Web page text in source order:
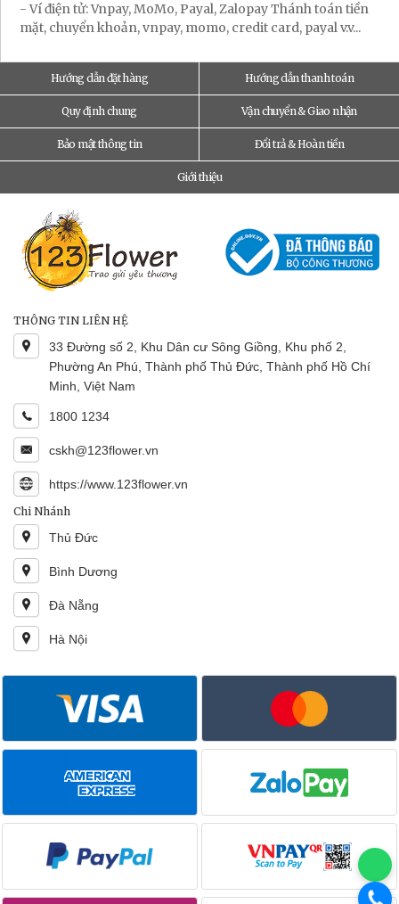
- Ví điện tử: Vnpay, MoMo, Payal, Zalopay Thánh toán tiền
mặt, chuyển khoản, vnpay, momo, credit card, payal v.v...
Hướng dẫn đặt hàng Hướng dẫn thanh toán
Quy định chung Vận chuyển & Giao nhận
Bảo mật thông tin Đổi trả & Hoàn tiền
Giới thiệu
THÔNG TIN LIÊN HỆ
33 Đường số 2, Khu Dân cư Sông Giồng, Khu phố 2,
Phường An Phú, Thành phố Thủ Đức, Thành phố Hồ Chí
Minh, Việt Nam
1800 1234
cskh@123flower.vn
https://www.123flower.vn
Chi Nhánh
Thủ Đức
Bình Dương
Đà Nẵng
Hà Nội